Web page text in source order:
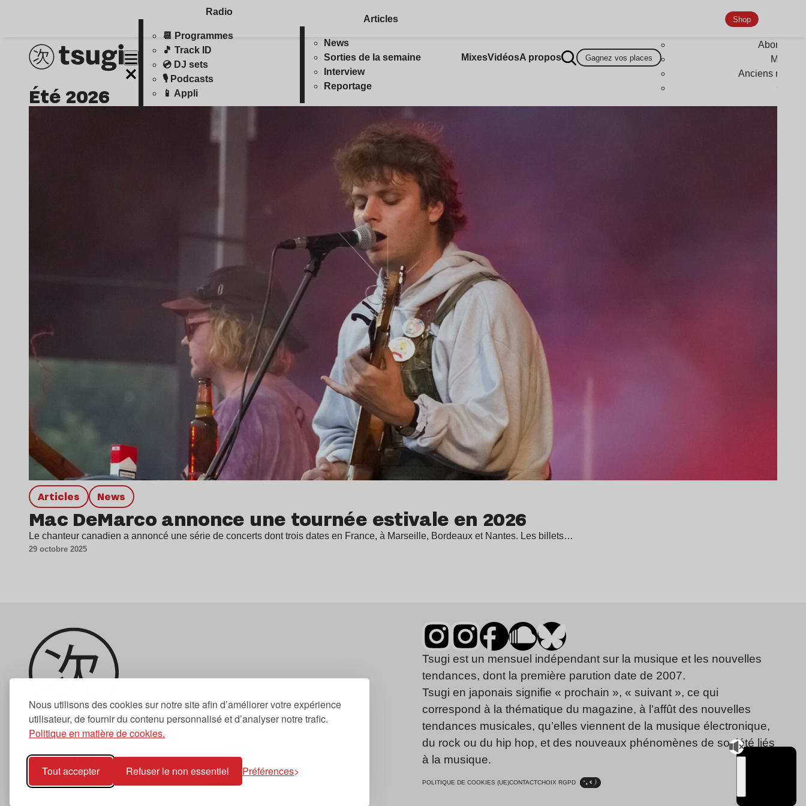
Nous utilisons des cookies sur notre site afin d’améliorer votre expérience
utilisateur, de fournir du contenu personnalisé et d’analyser notre trafic.
Politique en matière de cookies.
Tout accepter Refuser le non essentiel Préférences
Radio
📆 Programmes
🎵 Track ID
💿 DJ sets
🎙️ Podcasts
📱 Appli
Articles
News
Sorties de la semaine
Interview
Reportage
MixesVidéosA propos Gagnez vos places
Shop
Anciens
été 2026
Articles news
Mac DeMarco annonce une tournée estivale en 2026
Le chanteur canadien a annoncé une série de concerts dont trois dates en France, à Marseille, Bordeaux et Nantes. Les billets…
29 octobre 2025
Newsletter
S'abonner
Tsugi est un mensuel indépendant sur la musique et les nouvelles
tendances, dont la première parution date de 2007.
Tsugi en japonais signifie « prochain », « suivant », ce qui
correspond à la thématique du magazine, à l’affût des nouvelles
tendances musicales, qu’elles viennent de la musique électronique,
du rock ou du hip hop, et des nouveaux phénomènes de société liés
à la musique.
POLITIQUE DE COOKIES (UE)CONTACTCHOIX RGPD